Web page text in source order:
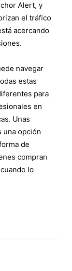
Alert, y
el tráfico
acercando
navegar
estas
para
en
Unas
una opción
de
compran
lo